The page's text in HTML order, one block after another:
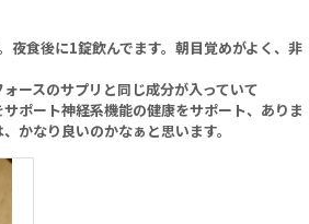
夜食後に1錠飲んでます。朝目覚めがよく、非
ースのサプリと同じ成分が入っていて
ポート神経系機能の健康をサポート、ありま
かなり良いのかなぁと思います。